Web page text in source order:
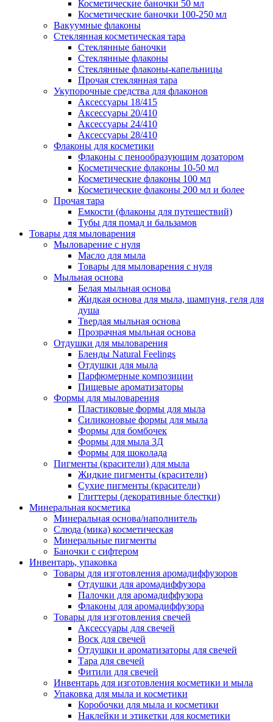
Косметические баночки 50 мл
Косметические баночки 100-250 мл
Вакуумные флаконы
Стеклянная косметическая тара
Стеклянные баночки
Стеклянные флаконы
Стеклянные флаконы-капельницы
Прочая стеклянная тара
Укупорочные средства для флаконов
Аксессуары 18/415
Аксессуары 20/410
Аксессуары 24/410
Аксессуары 28/410
Флаконы для косметики
Флаконы с пенообразующим дозатором
Косметические флаконы 10-50 мл
Косметические флаконы 100 мл
Косметические флаконы 200 мл и более
Прочая тара
Емкости (флаконы для путешествий)
Тубы для помад и бальзамов
Товары для мыловарения
Мыловарение с нуля
Масло для мыла
Товары для мыловарения с нуля
Мыльная основа
Белая мыльная основа
Жидкая основа для мыла, шампуня, геля для
душа
Твердая мыльная основа
Прозрачная мыльная основа
Отдушки для мыловарения
Бленды Natural Feelings
Отдушки для мыла
Парфюмерные композиции
Пищевые ароматизаторы
Формы для мыловарения
Пластиковые формы для мыла
Силиконовые формы для мыла
Формы для бомбочек
Формы для мыла 3Д
Формы для шоколада
Пигменты (красители) для мыла
Жидкие пигменты (красители)
Сухие пигменты (красители)
Глиттеры (декоративные блестки)
Минеральная косметика
Минеральная основа/наполнитель
Слюда (мика) косметическая
Минеральные пигменты
Баночки с сифтером
Инвентарь, упаковка
Товары для изготовления аромадиффузоров
Отдушки для аромадиффузора
Палочки для аромадиффузора
Флаконы для аромадиффузора
Товары для изготовления свечей
Аксессуары для свечей
Воск для свечей
Отдушки и ароматизаторы для свечей
Тара для свечей
Фитили для свечей
Инвентарь для изготовления косметики и мыла
Упаковка для мыла и косметики
Коробочки для мыла и косметики
Наклейки и этикетки для косметики